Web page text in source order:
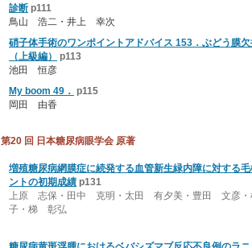
診断 p111
鳥山 浩二・井上 幸次
硝子体手術のワンポイントアドバイス 153．ぶどう膜
（上級編）
p113
池田 恒彦
My boom 49． p115
岡田 由香
第20 回 日本糖尿病眼学会 原著
増殖糖尿病網膜症に続発する血管新生緑内障に対する
ントの初期成績 p131
上原 志保・田中 克明・太田 有夕美・豊田 文彦
子・梯 彰弘